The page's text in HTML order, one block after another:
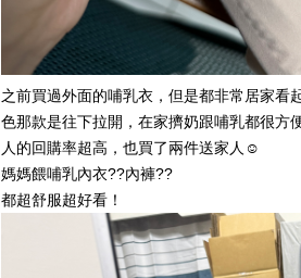
之前買過外面的哺乳衣，但是都非常居家看
色那款是往下拉開，在家擠奶跟哺乳都很方
人的回購率超高，也買了兩件送家人☺️
媽媽餵哺乳內衣??內褲??
都超舒服超好看！